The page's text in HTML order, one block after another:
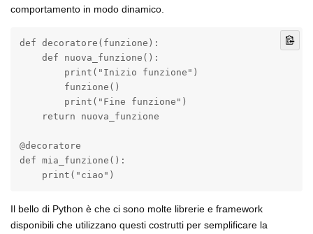
comportamento in modo dinamico.
def decoratore(funzione):
    def nuova_funzione():
        print("Inizio funzione")
        funzione()
        print("Fine funzione")
    return nuova_funzione
@decoratore
def mia_funzione():
    print("ciao")
Il bello di Python è che ci sono molte librerie e framework
disponibili che utilizzano questi costrutti per semplificare la